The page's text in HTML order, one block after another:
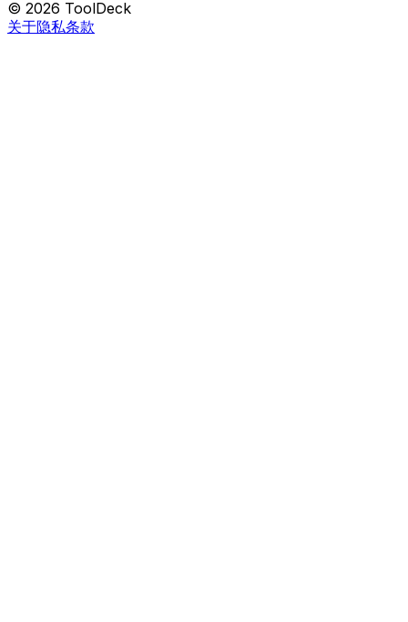
© 2026 ToolDeck
关于隐私条款